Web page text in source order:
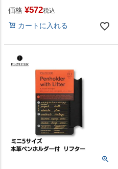
価格 ¥572税込
カートに入れる